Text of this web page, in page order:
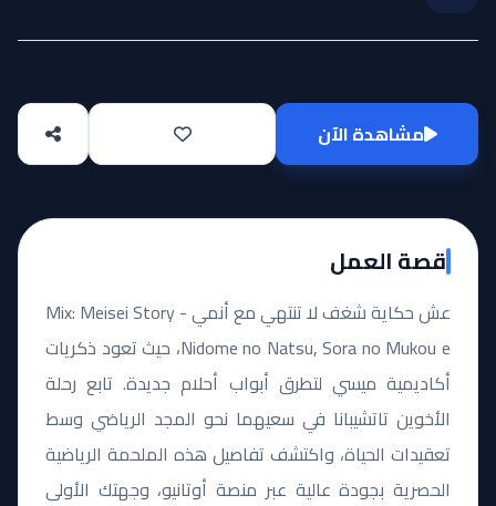
مشاهدة الآن
قصة العمل
عش حكاية شغف لا تنتهي مع أنمي Mix: Meisei Story -
Nidome no Natsu, Sora no Mukou e، حيث تعود ذكريات
أكاديمية ميسي لتطرق أبواب أحلام جديدة. تابع رحلة
الأخوين تاتشيبانا في سعيهما نحو المجد الرياضي وسط
تعقيدات الحياة، واكتشف تفاصيل هذه الملحمة الرياضية
الحصرية بجودة عالية عبر منصة أوتانيو، وجهتك الأولى